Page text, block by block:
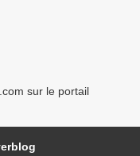
sur le portail